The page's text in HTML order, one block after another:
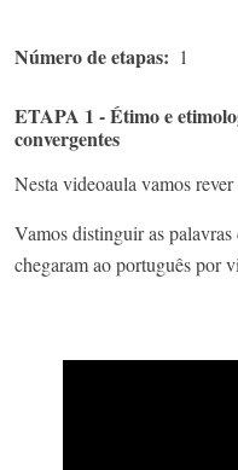
Número de etapas 1
ETAPA 1 - Étimo e
convergentes
Nesta videoaula vamos
Vamos distinguir as
chegaram ao português por